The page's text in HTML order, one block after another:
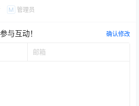
M 管理员
与互动！ 确认修改